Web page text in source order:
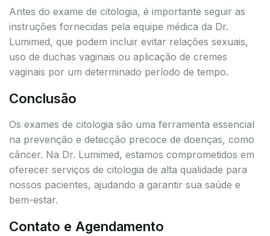
Antes do exame de citologia, é importante seguir as
instruções fornecidas pela equipe médica da Dr.
Lumimed, que podem incluir evitar relações sexuais,
uso de duchas vaginais ou aplicação de cremes
vaginais por um determinado período de tempo.
Conclusão
Os exames de citologia são uma ferramenta essencial
na prevenção e detecção precoce de doenças, como
câncer. Na Dr. Lumimed, estamos comprometidos em
oferecer serviços de citologia de alta qualidade para
nossos pacientes, ajudando a garantir sua saúde e
bem-estar.
Contato e Agendamento